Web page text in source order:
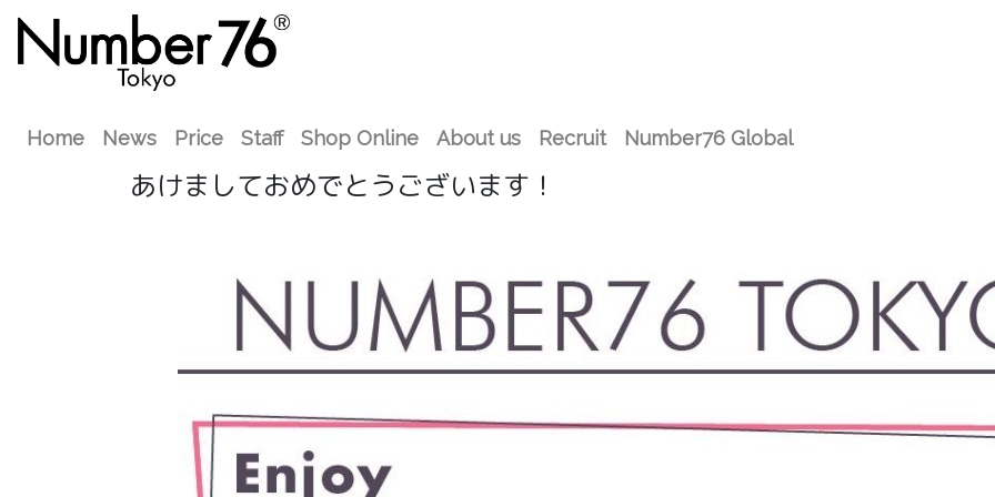
Home News Price Staff Shop Online About us Recruit Number76 Global
あけましておめでとうございます！